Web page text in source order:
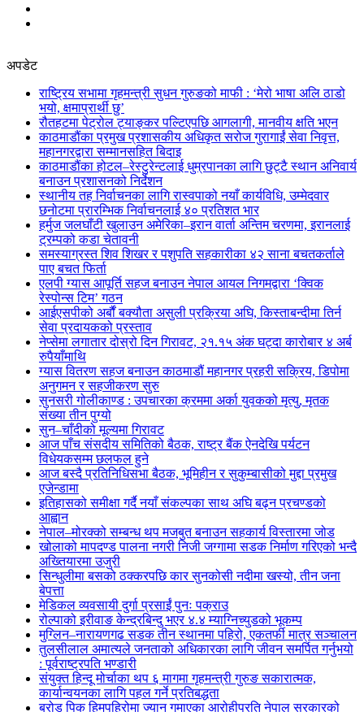
अपडेट
राष्ट्रिय सभामा गृहमन्त्री सुधन गुरुङको माफी : ‘मेरो भाषा अलि ठाडो
भयो, क्षमाप्रार्थी छु’
रौतहटमा पेट्रोल ट्याङ्कर पल्टिएपछि आगलागी, मानवीय क्षति भएन
काठमाडौंका प्रमुख प्रशासकीय अधिकृत सरोज गुरागाईं सेवा निवृत्त,
महानगरद्वारा सम्मानसहित बिदाइ
काठमाडौंका होटल–रेस्टुरेन्टलाई धुम्रपानका लागि छुट्टै स्थान अनिवार्य
बनाउन प्रशासनको निर्देशन
स्थानीय तह निर्वाचनका लागि रास्वपाको नयाँ कार्यविधि, उम्मेदवार
छनोटमा प्रारम्भिक निर्वाचनलाई ४० प्रतिशत भार
हर्मुज जलघाँटी खुलाउन अमेरिका–इरान वार्ता अन्तिम चरणमा, इरानलाई
ट्रम्पको कडा चेतावनी
समस्याग्रस्त शिव शिखर र पशुपति सहकारीका ४२ साना बचतकर्ताले
पाए बचत फिर्ता
एलपी ग्यास आपूर्ति सहज बनाउन नेपाल आयल निगमद्वारा ‘क्विक
रेस्पोन्स टिम’ गठन
आईएसपीको अर्बौं बक्यौता असुली प्रक्रिया अघि, किस्ताबन्दीमा तिर्न
सेवा प्रदायकको प्रस्ताव
नेप्सेमा लगातार दोस्रो दिन गिरावट, २१.१५ अंक घट्दा कारोबार ४ अर्ब
रुपैयाँमाथि
ग्यास वितरण सहज बनाउन काठमाडौं महानगर प्रहरी सक्रिय, डिपोमा
अनुगमन र सहजीकरण सुरु
सुनसरी गोलीकाण्ड : उपचारका क्रममा अर्का युवकको मृत्यु, मृतक
संख्या तीन पुग्यो
सुन–चाँदीको मूल्यमा गिरावट
आज पाँच संसदीय समितिको बैठक, राष्ट्र बैंक ऐनदेखि पर्यटन
विधेयकसम्म छलफल हुने
आज बस्दै प्रतिनिधिसभा बैठक, भूमिहीन र सुकुम्बासीको मुद्दा प्रमुख
एजेन्डामा
इतिहासको समीक्षा गर्दै नयाँ संकल्पका साथ अघि बढ्न प्रचण्डको
आह्वान
नेपाल–मोरक्को सम्बन्ध थप मजबुत बनाउन सहकार्य विस्तारमा जोड
खोलाको मापदण्ड पालना नगरी निजी जग्गामा सडक निर्माण गरिएको भन्दै
अख्तियारमा उजुरी
सिन्धुलीमा बसको ठक्करपछि कार सुनकोसी नदीमा खस्यो, तीन जना
बेपत्ता
मेडिकल व्यवसायी दुर्गा प्रसाईं पुनः पक्राउ
रोल्पाको इरीवाङ केन्द्रबिन्दु भएर ४.४ म्याग्निच्युडको भूकम्प
मुग्लिन–नारायणगढ सडक तीन स्थानमा पहिरो, एकतर्फी मात्र सञ्चालन
तुलसीलाल अमात्यले जनताको अधिकारका लागि जीवन समर्पित गर्नुभयो
: पूर्वराष्ट्रपति भण्डारी
संयुक्त हिन्दू मोर्चाका थप ६ मागमा गृहमन्त्री गुरुङ सकारात्मक,
कार्यान्वयनका लागि पहल गर्ने प्रतिबद्धता
ब्रोड पिक हिमपहिरोमा ज्यान गुमाएका आरोहीप्रति नेपाल सरकारको